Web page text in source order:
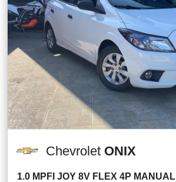
Chevrolet ONIX
1.0 MPFI JOY 8V FLEX 4P MANUAL